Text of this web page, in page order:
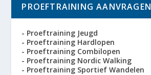
PROEFTRAINING AANVRAGEN
- Proeftraining Jeugd
- Proeftraining Hardlopen
- Proeftraining Combilopen
- Proeftraining Nordic Walking
- Proeftraining Sportief Wandelen